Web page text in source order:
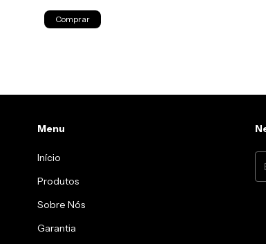
Menu
Início
Produtos
Sobre Nós
Garantia